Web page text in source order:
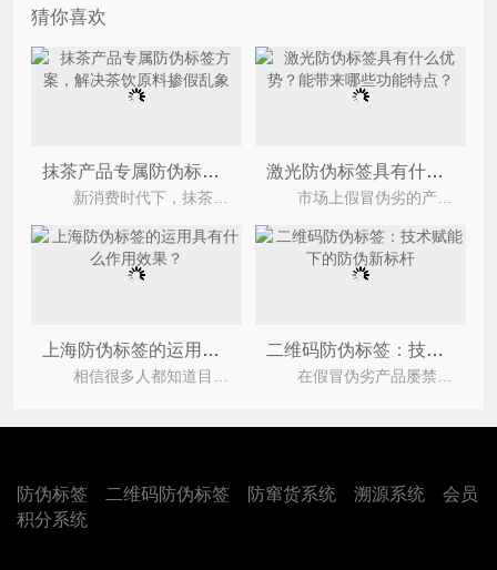
猜你喜欢
抹茶产品专属防伪标签方案，解决茶饮原料掺假乱象 激光防伪标签具有什么优势？能带来哪些功能特点？
上海防伪标签的运用具有什么作用效果？ 二维码防伪标签：技术赋能下的防伪新标杆
防伪标签 二维码防伪标签 防窜货系统 溯源系统
会员
积分系统